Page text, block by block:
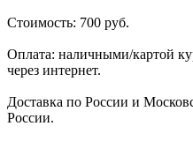
Стоимость: 700 руб.
Оплата: наличными/картой
через интернет.
Доставка по России и
России.